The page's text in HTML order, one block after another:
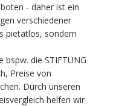
- daher ist ein
verschiedener
pietätlos, sondern
bspw. die STIFTUNG
Preise von
Durch unseren
helfen wir